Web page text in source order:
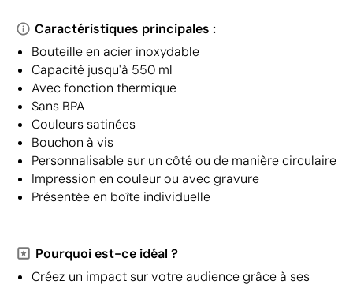
Caractéristiques principales :
Bouteille en acier inoxydable
Capacité jusqu'à 550 ml
Avec fonction thermique
Sans BPA
Couleurs satinées
Bouchon à vis
Personnalisable sur un côté ou de manière circulaire
Impression en couleur ou avec gravure
Présentée en boîte individuelle
Pourquoi est-ce idéal ?
Créez un impact sur votre audience grâce à ses